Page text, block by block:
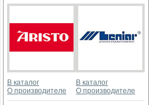
В каталог
О производителе
В каталог
О производителе